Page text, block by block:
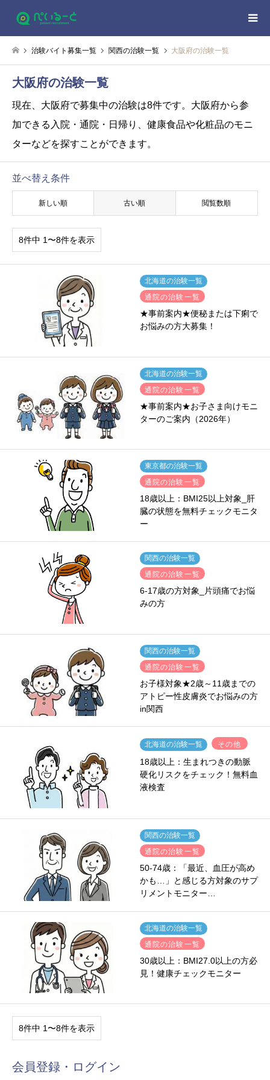
治験バイト募集一覧 関西の治験一覧 大阪府の治験一覧
大阪府の治験一覧
現在、大阪府で募集中の治験は8件です。 大阪府から参
加できる入院・通院・日帰り、健康食品や化粧品のモニ
ターなどを探すことができます。
並べ替え条件
新しい順 古い順 閲覧数順
8件中 1〜8件を表示
北海道の治験一覧
通院の治験一覧
★事前案内★便秘または下痢で
お悩みの方大募集！
北海道の治験一覧
通院の治験一覧
★事前案内★お子さま向けモニ
ターのご案内（2026年）
東京都の治験一覧
通院の治験一覧
18歳以上：BMI25以上対象_肝
臓の状態を無料チェックモニタ
ー
関西の治験一覧
通院の治験一覧
6-17歳の方対象_片頭痛でお悩
みの方
関西の治験一覧
通院の治験一覧
お子様対象★2歳～11歳までの
アトピー性皮膚炎でお悩みの方
in関西
北海道の治験一覧 その他
18歳以上：生まれつきの動脈
硬化リスクをチェック！無料血
液検査
関西の治験一覧
通院の治験一覧
50-74歳：「最近、血圧が高め
かも…」と感じる方対象のサプ
リメントモニター…
北海道の治験一覧
通院の治験一覧
30歳以上：BMI27.0以上の方必
見！健康チェックモニター
8件中 1〜8件を表示
会員登録・ログイン